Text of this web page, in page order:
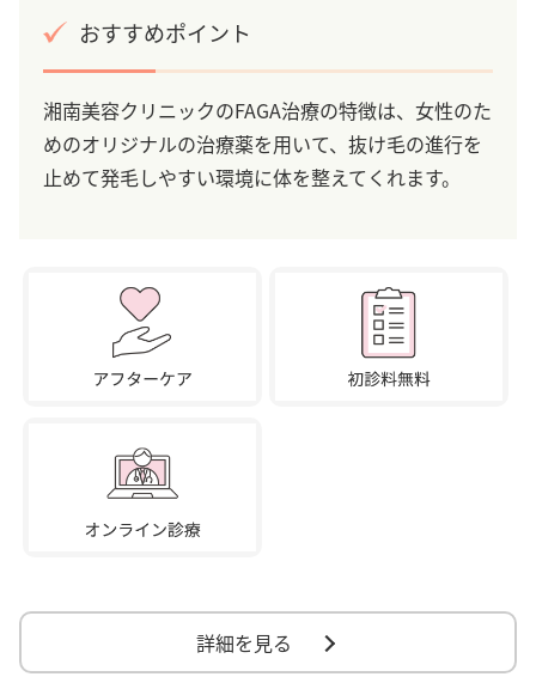
おすすめポイント
湘南美容クリニックのFAGA治療の特徴は、女性のた
めのオリジナルの治療薬を用いて、抜け毛の進行を
止めて発毛しやすい環境に体を整えてくれます。
詳細を見る